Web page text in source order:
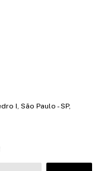
I, São Paulo - SP,